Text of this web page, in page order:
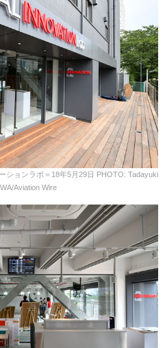
ションラボ＝18年5月29日 PHOTO: Tadayuki
Aviation Wire